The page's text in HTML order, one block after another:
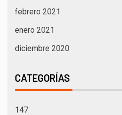
febrero 2021
enero 2021
diciembre 2020
CATEGORÍAS
147